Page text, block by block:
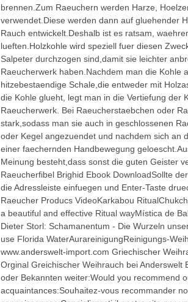
brennen.Zum Raeuchern werden Harze,
verwendet.Diese werden dann auf gluehender
Rauch entwickelt.Deshalb ist es ratsam,
lueften.Holzkohle wird speziell fuer diesen
Salpeter durchzogen sind,damit sie leichter
Raeucherwerk haben.Nachdem man die Kohle
hitzebestaendige Schale,die entweder mit
die Kohle glueht, legt man in die Vertiefung der
Raeucherwerk. Bei Raeucherstaebchen oder
stark,sodass man sie auch in geschlossenen
oder Kegel angezuendet und nachdem sich an
einer faechernden Handbewegung
Meinung besteht,dass sonst die guten Geister
Raeucherfibel Brighid Ebook DownloadSollte
die Adressleiste einfuegen und Enter-Taste
Raeucher Producs VideoKarkabou
a beautiful and effective Ritual wayMística de
Dieter Storl: Schamanentum - Die Wurzeln
use Florida WaterAurareinigungReinigungs-
www.anderswelt-import.com Griechischer
Orginal Greichischer Weihrauch bei
oder Bekannten weiter:Would you recommend
acquaintances:Souhaitez-vous recommander